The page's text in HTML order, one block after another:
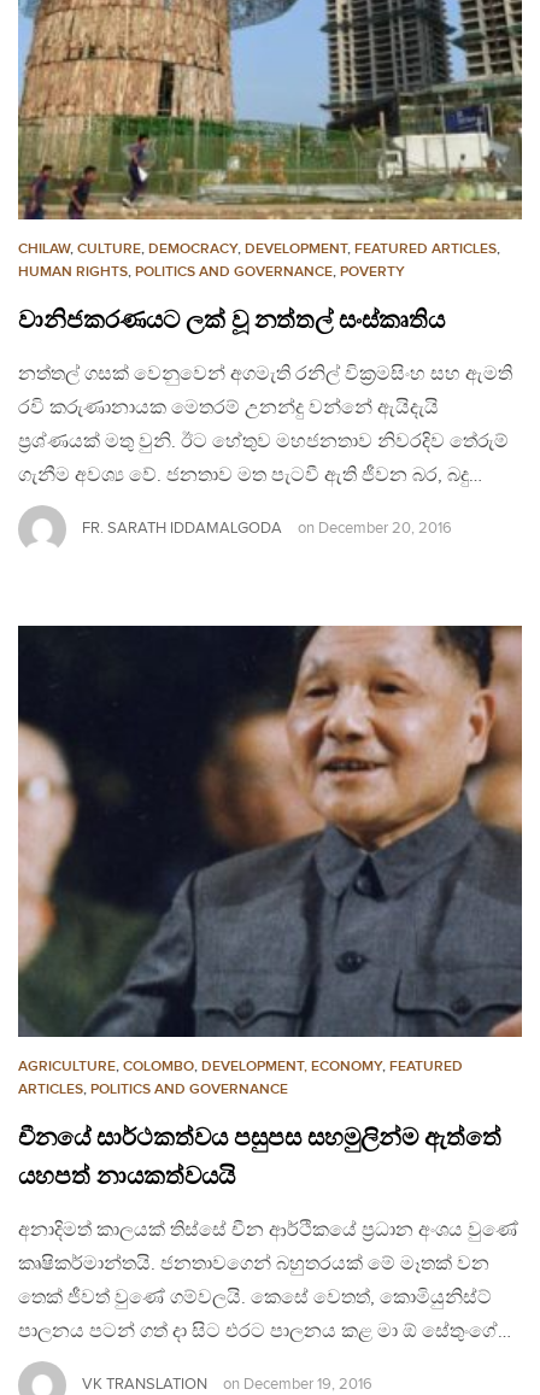
CHILAW, CULTURE, DEMOCRACY, DEVELOPMENT, FEATURED ARTICLES,
HUMAN RIGHTS, POLITICS AND GOVERNANCE, POVERTY
වානිජකරණයට ලක් වූ නත්තල් සංස්කෘතිය
නත්තල් ගසක් වෙනුවෙන් අගමැති රනිල් වික්‍රමසිංහ සහ ඇමති
රවි කරුණානායක මෙතරම් උනන්දු වන්නේ ඇයිදැයි
ප්‍රශ්ණයක් මතු වුනි. ඊට හේතුව මහජනතාව නිවරදිව තේරුම්
ගැනීම අවශ්‍ය වේ. ජනතාව මත පැටවී ඇති ජීවන බර, බදු…
FR. SARATH IDDAMALGODA on December 20, 2016
AGRICULTURE, COLOMBO, DEVELOPMENT, ECONOMY, FEATURED
ARTICLES, POLITICS AND GOVERNANCE
චීනයේ සාර්ථකත්වය පසුපස සහමුලින්ම ඇත්තේ
යහපත් නායකත්වයයි
අනාදිමත් කාලයක් තිස්සේ චීන ආර්ථිකයේ ප‍්‍රධාන අංශය වුණේ
කෘෂිකර්මාන්තයි. ජනතාවගෙන් බහුතරයක් මේ මෑතක් වන
තෙක් ජීවත් වුණේ ගම්වලයි. කෙසේ වෙතත්, කොමියුනිස්ට්
පාලනය පටන් ගත් දා සිට එරට පාලනය කළ මා ඕ සේතුංගේ…
VK TRANSLATION on December 19, 2016